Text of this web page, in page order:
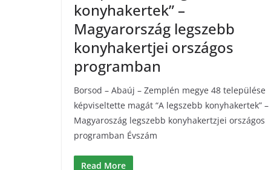
konyhakertek” –
Magyarország legszebb
konyhakertjei országos
programban
Borsod – Abaúj – Zemplén megye 48 települése
képviseltette magát “A legszebb konyhakertek” –
Magyaroszág legszebb konyhakertzjei országos
programban Évszám
Read More